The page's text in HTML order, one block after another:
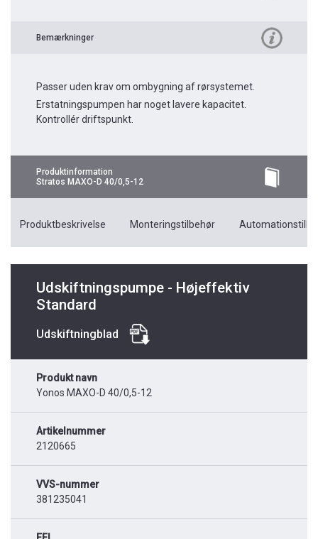
Bemærkninger
Passer uden krav om ombygning af rørsystemet.
Erstatningspumpen har noget lavere kapacitet.
Kontrollér driftspunkt.
Produktinformation
Stratos MAXO-D 40/0,5-12
Produktbeskrivelse Monteringstilbehør
Udskiftningspumpe - Højeffektiv
Standard
Udskiftningblad
Produkt navn
Yonos MAXO-D 40/0,5-12
Artikelnummer
2120665
VVS-nummer
381235041